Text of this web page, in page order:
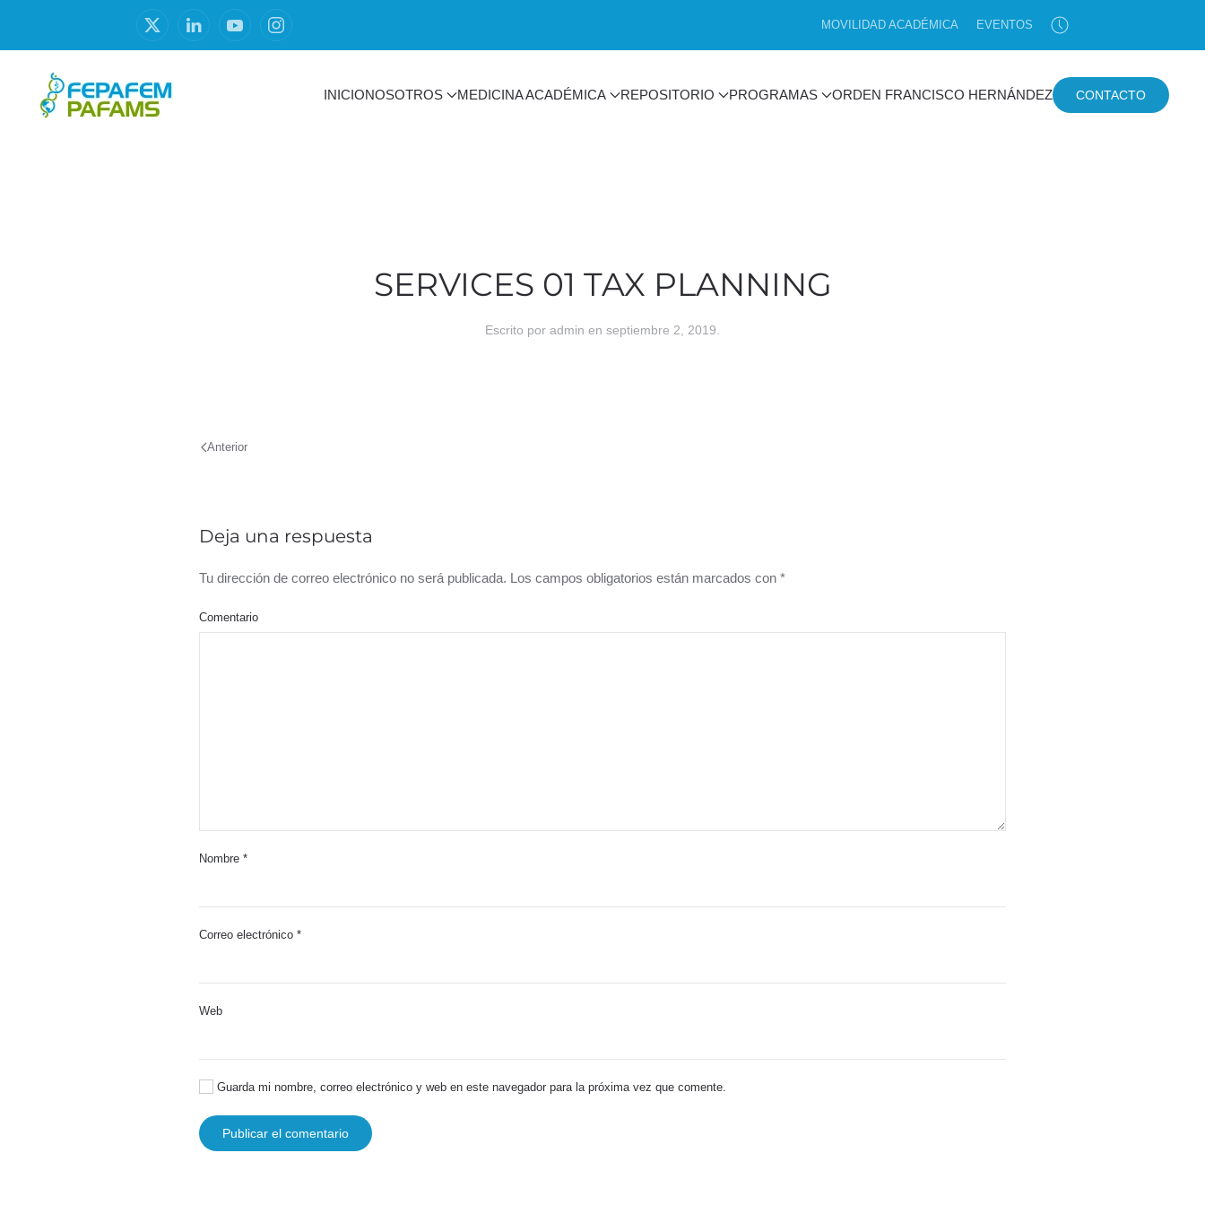
MOVILIDAD ACADÉMICA EVENTOS
INICIONOSOTROS MEDICINA ACADÉMICA REPOSITORIO PROGRAMAS ORDEN FRANCISCO HERNÁNDEZ CONTACTO
SERVICES 01 TAX PLANNING
Escrito por admin en septiembre 2, 2019
Anterior
Deja una respuesta
Tu dirección de correo electrónico no será publicada. Los campos obligatorios están marcados con *
Comentario
Nombre *
Correo electrónico *
Web
Guarda mi nombre, correo electrónico y web en este navegador para la próxima vez que comente.
Publicar el comentario